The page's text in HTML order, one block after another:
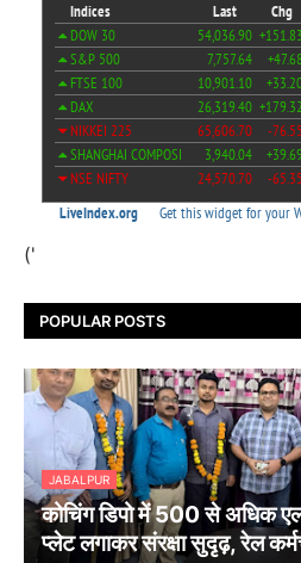
('
POPULAR POSTS
JABALPUR
कोचिंग डिपो में 500 से अधिक
प्लेट लगाकर संरक्षा सुदृढ़, रेल